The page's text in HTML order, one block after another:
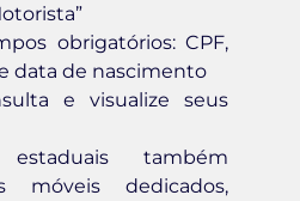
obrigatórios: CPF,
data de nascimento
e visualize seus
também
móveis dedicados,